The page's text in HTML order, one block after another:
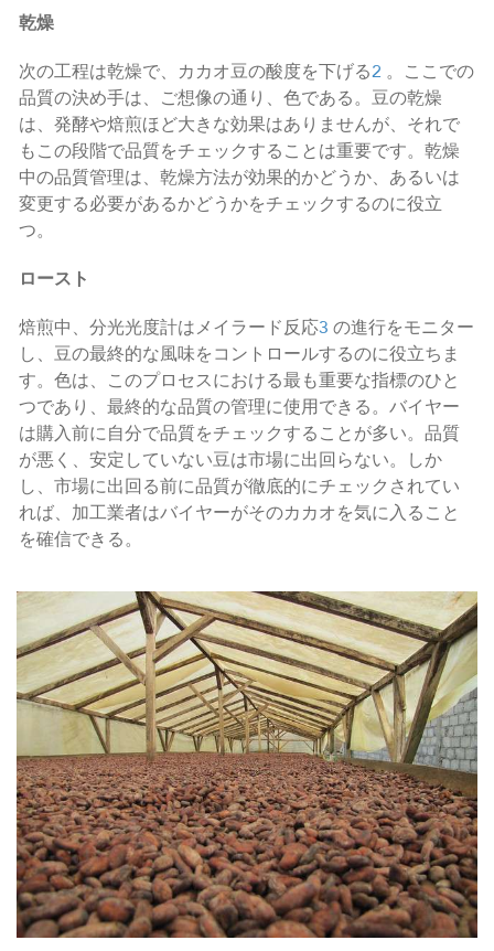
乾燥
次の工程は乾燥で、カカオ豆の酸度を下げる2 。ここでの
品質の決め手は、ご想像の通り、色である。豆の乾燥
は、発酵や焙煎ほど大きな効果はありませんが、それで
もこの段階で品質をチェックすることは重要です。乾燥
中の品質管理は、乾燥方法が効果的かどうか、あるいは
変更する必要があるかどうかをチェックするのに役立
つ。
ロースト
焙煎中、分光光度計はメイラード反応3 の進行をモニター
し、豆の最終的な風味をコントロールするのに役立ちま
す。色は、このプロセスにおける最も重要な指標のひと
つであり、最終的な品質の管理に使用できる。バイヤー
は購入前に自分で品質をチェックすることが多い。品質
が悪く、安定していない豆は市場に出回らない。しか
し、市場に出回る前に品質が徹底的にチェックされてい
れば、加工業者はバイヤーがそのカカオを気に入ること
を確信できる。